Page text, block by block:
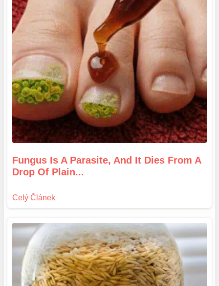
Fungus Is A Parasite, And It Dies From A
Drop Of Plain...